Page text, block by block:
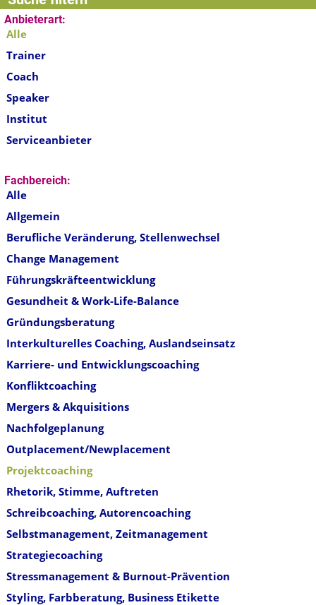
Anbieterart:
Alle
Trainer
Coach
Speaker
Institut
Serviceanbieter
Fachbereich:
Alle
Allgemein
Berufliche Veränderung, Stellenwechsel
Change Management
Führungskräfteentwicklung
Gesundheit & Work-Life-Balance
Gründungsberatung
Interkulturelles Coaching, Auslandseinsatz
Karriere- und Entwicklungscoaching
Konfliktcoaching
Mergers & Akquisitions
Nachfolgeplanung
Outplacement/Newplacement
Projektcoaching
Rhetorik, Stimme, Auftreten
Schreibcoaching, Autorencoaching
Selbstmanagement, Zeitmanagement
Strategiecoaching
Stressmanagement & Burnout-Prävention
Styling, Farbberatung, Business Etikette